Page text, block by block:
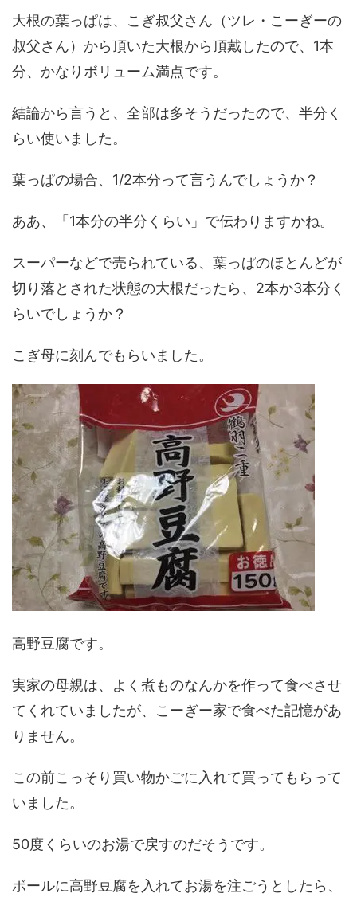
大根の葉っぱは、こぎ叔父さん（ツレ・こーぎーの
叔父さん）から頂いた大根から頂戴したので、1本
分、かなりボリューム満点です。
結論から言うと、全部は多そうだったので、半分く
らい使いました。
葉っぱの場合、1/2本分って言うんでしょうか？
ああ、「1本分の半分くらい」で伝わりますかね。
スーパーなどで売られている、葉っぱのほとんどが
切り落とされた状態の大根だったら、2本か3本分く
らいでしょうか？
こぎ母に刻んでもらいました。
高野豆腐です。
実家の母親は、よく煮ものなんかを作って食べさせ
てくれていましたが、こーぎー家で食べた記憶があ
りません。
この前こっそり買い物かごに入れて買ってもらって
いました。
50度くらいのお湯で戻すのだそうです。
ボールに高野豆腐を入れてお湯を注ごうとしたら、